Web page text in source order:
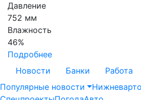
Давление
752 мм
Влажность
46%
Подробнее
Новости Банки Работа
Популярные новости